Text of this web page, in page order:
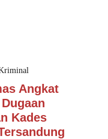
Angkat
Kades